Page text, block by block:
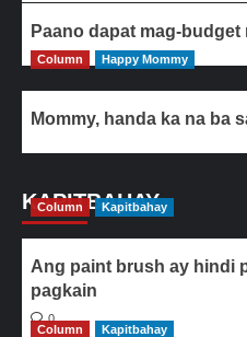
Paano dapat mag-
Column Happy Mommy
Mommy, handa ka na ba
KAPITBAHAY
Column Kapitbahay
Ang paint brush ay hindi
pagkain
0
Column
Kapitbahay